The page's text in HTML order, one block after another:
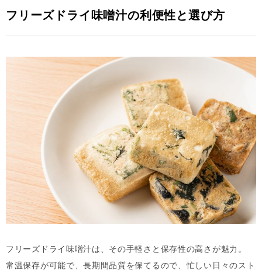
フリーズドライ味噌汁の利便性と選び方
フリーズドライ味噌汁は、その手軽さと保存性の高さが魅力。
常温保存が可能で、長期間品質を保てるので、忙しい日々のスト